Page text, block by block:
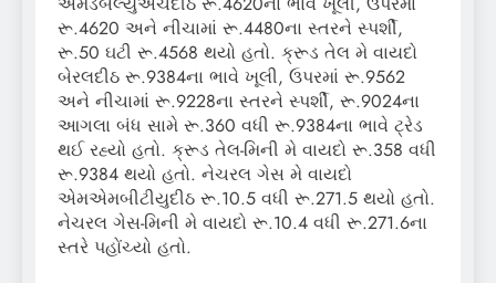
રૂ.4620 અને નીચામાં રૂ.4480ના સ્તરને સ્પર્શી,
રૂ.50 ઘટી રૂ.4568 થયો હતો. ક્રૂડ તેલ મે વાયદો
બેરલદીઠ રૂ.9384ના ભાવે ખૂલી, ઉપરમાં રૂ.9562
અને નીચામાં રૂ.9228ના સ્તરને સ્પર્શી, રૂ.9024ના
આગલા બંધ સામે રૂ.360 વધી રૂ.9384ના ભાવે ટ્રેડ
થઈ રહ્યો હતો. ક્રૂડ તેલ-મિની મે વાયદો રૂ.358 વધી
રૂ.9384 થયો હતો. નેચરલ ગેસ મે વાયદો
એમએમબીટીયુદીઠ રૂ.10.5 વધી રૂ.271.5 થયો હતો.
નેચરલ ગેસ-મિની મે વાયદો રૂ.10.4 વધી રૂ.271.6ના
સ્તરે પહોંચ્યો હતો.